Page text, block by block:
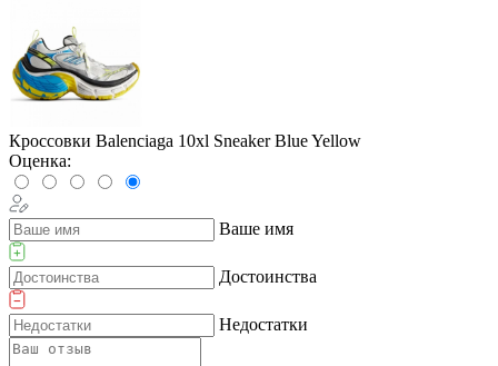
Кроссовки Balenciaga 10xl Sneaker Blue Yellow
Оценка:
Ваше имя
Достоинства
Недостатки